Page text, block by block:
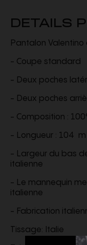
DETAILS
Pantalon
- Coupe standard
- Deux poches
- Deux poches
- Composition :
- Longueur : 104
- Largeur du bas
italienne
- Le mannequin
italienne
- Fabrication
Tissage: Italie